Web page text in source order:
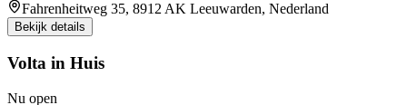
Fahrenheitweg 35, 8912 AK Leeuwarden, Nederland
Bekijk details
Volta in Huis
Nu open